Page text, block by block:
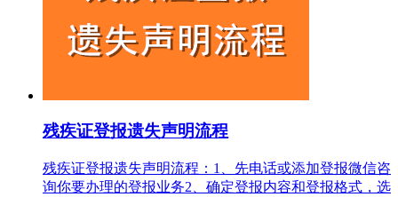
残疾证登报遗失声明流程
残疾证登报遗失声明流程：1、先电话或添加登报微信咨
询你要办理的登报业务2、确定登报内容和登报格式，选